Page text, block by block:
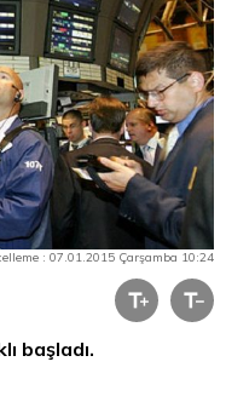
: 07.01.2015 Çarşamba 10:24
başladı.